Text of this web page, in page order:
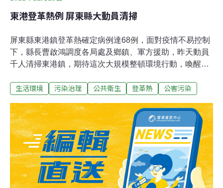
東港登革熱例 屏東縣大動員清掃
屏東縣東港鎮登革熱確定病例達68例，面對疫情不易控制
下，縣長曹啟鴻調度各局處及鄉鎮、軍方援助，昨天動員
千人清掃東港鎮，期待這次大規模整頓環境行動，喚醒居
環境。來自各地的環保志工700人外，八軍團39化兵群、
一日情，人人多動手，蚊蟲無處生，家家保平安」後，由
曹啟鴻、環保局長林雅文、鎮長王憲昭等人帶領，深入各
社區清除髒亂。官兵在東隆宮前，不斷撿拾地面的菸蒂及
瓶瓶罐罐，有的居民看到官兵協助整頓環境，熱情表示要
「送涼水請客」，但也有居民視若無睹，還是聚在一起玩
著象棋，有的抽了菸後，還是把菸蒂丟在地面。在漁市場
打掃的環保志工，發現漁民大量使用保麗龍盒裝魚產品，
生活環境 污染治理 公共衛生 登革熱 公害污染